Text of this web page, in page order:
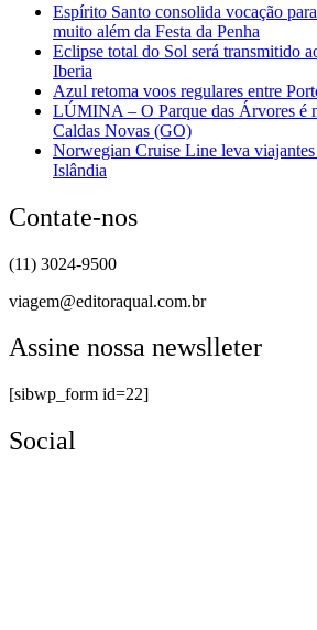
Espírito Santo consolida vocação
muito além da Festa da Penha
Eclipse total do Sol será transmitido
Iberia
Azul retoma voos regulares entre
LÚMINA – O Parque das Árvores é
Caldas Novas (GO)
Norwegian Cruise Line leva
Islândia
Contate-nos
(11) 3024-9500
viagem@editoraqual.com.br
Assine nossa newslleter
[sibwp_form id=22]
Social